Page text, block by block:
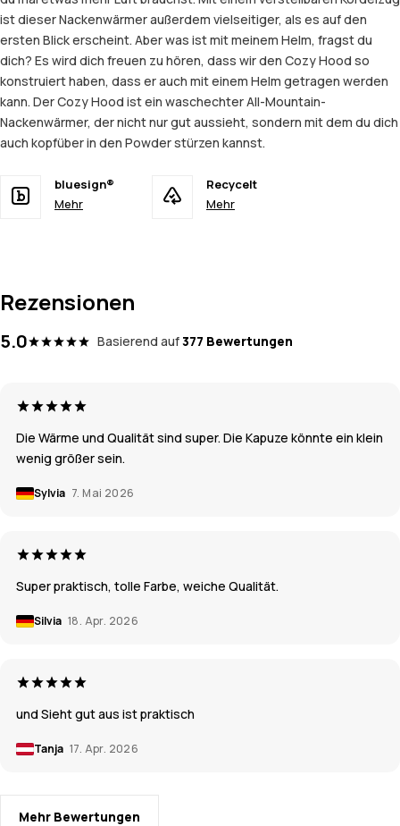
ist dieser Nackenwärmer außerdem vielseitiger, als es auf den
ersten Blick erscheint. Aber was ist mit meinem Helm, fragst du
dich? Es wird dich freuen zu hören, dass wir den Cozy Hood so
konstruiert haben, dass er auch mit einem Helm getragen werden
kann. Der Cozy Hood ist ein waschechter All-Mountain-
Nackenwärmer, der nicht nur gut aussieht, sondern mit dem du dich
auch kopfüber in den Powder stürzen kannst.
bluesign®
Mehr
Recycelt
Mehr
Rezensionen
5.0 Basierend auf377 Bewertungen
Die Wärme und Qualität sind super. Die Kapuze könnte ein klein
wenig größer sein.
Sylvia 7. Mai 2026
Super praktisch, tolle Farbe, weiche Qualität.
Silvia 18. Apr. 2026
und Sieht gut aus ist praktisch
Tanja 17. Apr. 2026
Mehr Bewertungen